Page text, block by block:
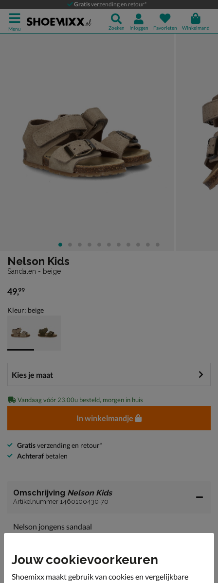
Gratisverzending en retour*
Menu Zoeken Inloggen Favorieten Winkelmand
Nelson Kids
Sandalen
Nelson Kids
Sandalen - beige
€ 49,99
49,99
Kleur: beige
Vandaag vóór 23.00u besteld, morgen in huis
In winkelmandje
Gratisverzending en retour*
Achteraf betalen
Omschrijving Nelson Kids
Artikelnummer 1460100430-70
Nelson jongens sandaal
Uitgevoerd in suède. Door de verstelbaarheid van de
banden kun je de pasvorm helemaal aanpassen.
Jouw cookievoorkeuren
Shoemixx maakt gebruik van cookies en vergelijkbare